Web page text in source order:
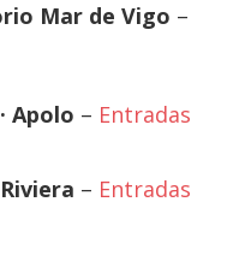
Mar de Vigo –
Apolo – Entradas
– Entradas